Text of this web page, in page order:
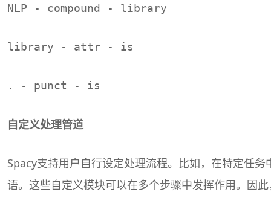
NLP - compound - library
library - attr - is
. - punct - is
自定义处理管道
Spacy支持用户自行设定处理流程。比如，在特定任
语。这些自定义模块可以在多个步骤中发挥作用。因